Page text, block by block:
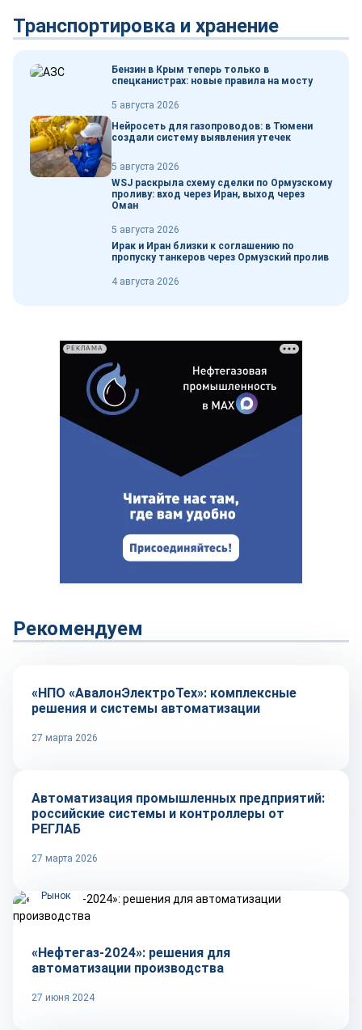
Транспортировка и хранение
Бензин в Крым теперь только в
спецканистрах: новые правила на мосту
5 августа 2026
Нейросеть для газопроводов: в Тюмени
создали систему выявления утечек
5 августа 2026
WSJ раскрыла схему сделки по Ормузскому
проливу: вход через Иран, выход через
Оман
5 августа 2026
Ирак и Иран близки к соглашению по
пропуску танкеров через Ормузский пролив
4 августа 2026
РЕКЛАМА
Рекомендуем
Репортаж
«НПО «АвалонЭлектроТех»: комплексные
решения и системы автоматизации
27 марта 2026
Репортаж
Автоматизация промышленных предприятий:
российские системы и контроллеры от
РЕГЛАБ
27 марта 2026
Рынок
«Нефтегаз-2024»: решения для
автоматизации производства
27 июня 2024
Рынок